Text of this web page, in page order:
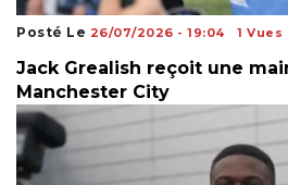
Posté Le 26/07/2026 - 19:04 1 Vues
Jack Grealish reçoit une
Manchester City